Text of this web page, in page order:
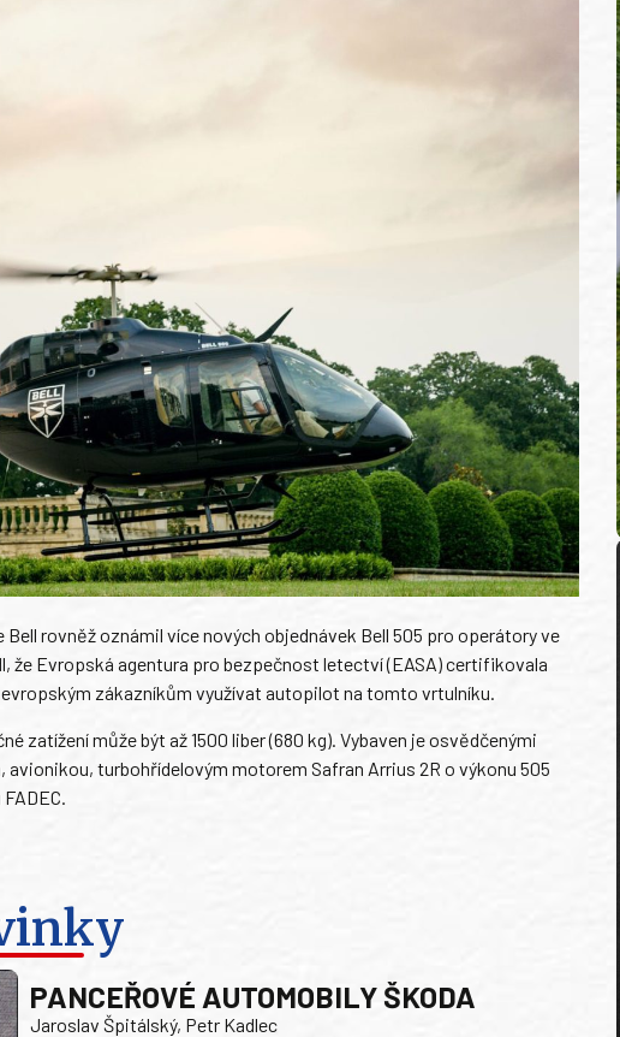
rovněž oznámil více nových objednávek Bell 505 pro operátory ve
že Evropská agentura pro bezpečnost letectví (EASA) certifikovala
zákazníkům využívat autopilot na tomto vrtulníku.
zatížení může být až 1500 liber (680 kg). Vybaven je osvědčenými
turbohřídelovým motorem Safran Arrius 2R o výkonu 505
PANCEŘOVÉ AUTOMOBILY ŠKODA
Jaroslav Špitálský, Petr Kadlec